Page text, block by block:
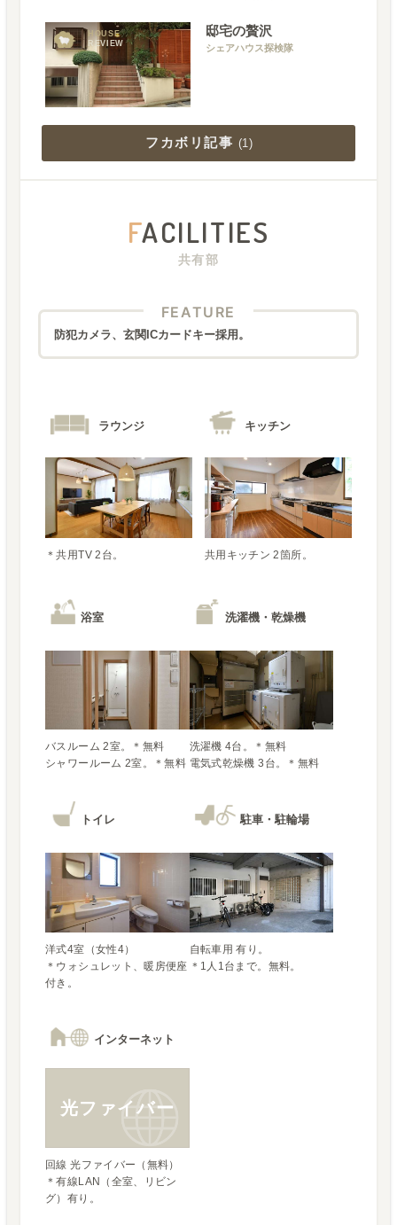
HOUSE
REVIEW
邸宅の贅沢
シェアハウス探検隊
フカボリ記事 (1)
FACILITIES
共有部
FEATURE
防犯カメラ、玄関ICカードキー採用。
ラウンジ
＊共用TV 2台。
キッチン
共用キッチン 2箇所。
浴室
バスルーム 2室。＊無料
洗濯機・乾燥機
洗濯機 4台。＊無料
電気式乾燥機 3台。＊無料
トイレ
洋式4室（女性4）
＊ウォシュレット、暖房便座
付き。
駐車・駐輪場
自転車用 有り。
＊1人1台まで。無料。
インターネット
光ファイバー
回線 光ファイバー（無料）
＊有線LAN（全室、リビン
グ）有り。